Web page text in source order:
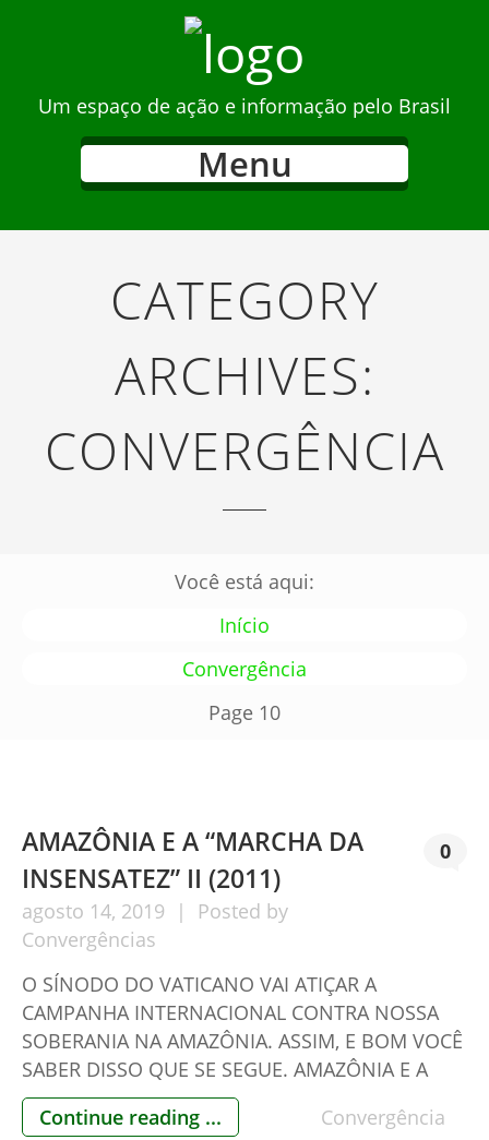
Um espaço de ação e informação pelo Brasil
Menu
CATEGORY
ARCHIVES:
CONVERGÊNCIA
Você está aqui:
Início
Convergência
Page 10
AMAZÔNIA E A “MARCHA DA
INSENSATEZ” II (2011)
agosto 14, 2019
Posted by
Convergências
0
O SÍNODO DO VATICANO VAI ATIÇAR A
CAMPANHA INTERNACIONAL CONTRA NOSSA
SOBERANIA NA AMAZÔNIA. ASSIM, E BOM VOCÊ
SABER DISSO QUE SE SEGUE. AMAZÔNIA E A
“MARCHA DA INSENSATEZ” II (2011) General da
Reserva Luiz Eduardo Rocha Paiva Este texto é
Continue reading ... Convergência